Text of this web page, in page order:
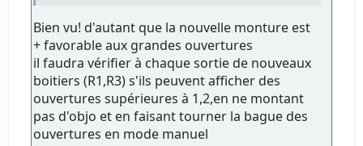
Bien vu! d'autant que la nouvelle monture est
+ favorable aux grandes ouvertures
il faudra vérifier à chaque sortie de nouveaux
boitiers (R1,R3) s'ils peuvent afficher des
ouvertures supérieures à 1,2,en ne montant
pas d'objo et en faisant tourner la bague des
ouvertures en mode manuel